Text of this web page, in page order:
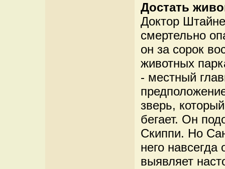
Достать
Доктор
смертельно
он за сорок
животных
- местный
зверь,
бегает. Он
Скиппи. Но
него
выявляет